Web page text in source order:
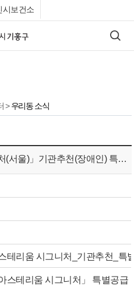
시보건소
검색
>우리동 소식
「센트레빌 아스테리움 시그니처(서울)」기관추천(장애인) 특별공급 안내
테리움 시그니처_기관추천_특
스테리움 시그니처」 특별공급